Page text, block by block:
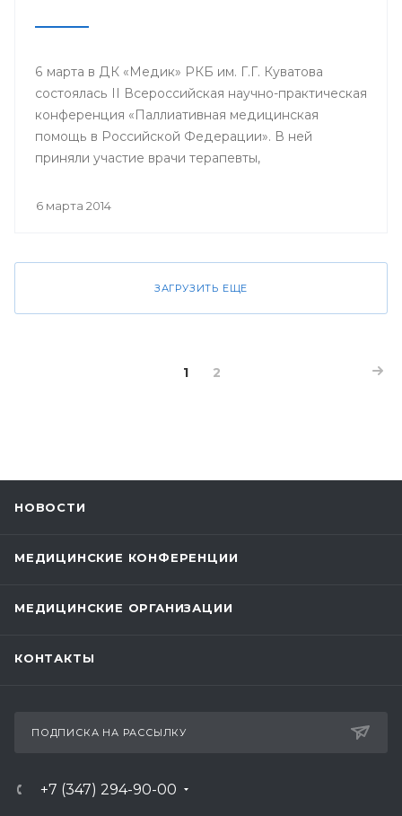
6 марта в ДК «Медик» РКБ им. Г.Г. Куватова
состоялась II Всероссийская научно-практическая
конференция «Паллиативная медицинская
помощь в Российской Федерации». В ней
приняли участие врачи терапевты,
неврологи, онкологи, педиатры, пульмонологи,
профильных кафедр, врачи интерны, курсанты
6 марта 2014
ЗАГРУЗИТЬ ЕЩЕ
1 2
НОВОСТИ
МЕДИЦИНСКИЕ КОНФЕРЕНЦИИ
МЕДИЦИНСКИЕ ОРГАНИЗАЦИИ
КОНТАКТЫ
ПОДПИСКА НА РАССЫЛКУ
+7 (347) 294-90-00